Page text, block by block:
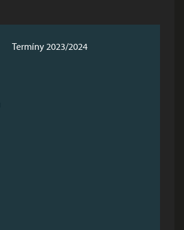
Termíny 2023/2024